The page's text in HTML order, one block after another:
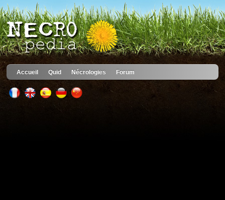
Accueil Quid Nécrologies Forum